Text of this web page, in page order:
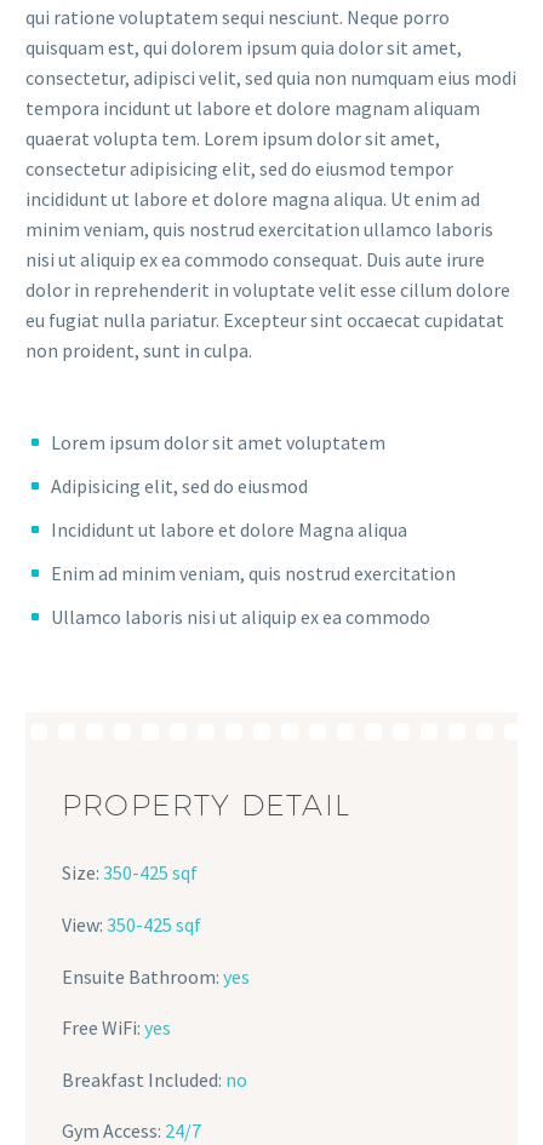
qui ratione voluptatem sequi nesciunt. Neque porro
quisquam est, qui dolorem ipsum quia dolor sit amet,
consectetur, adipisci velit, sed quia non numquam eius modi
tempora incidunt ut labore et dolore magnam aliquam
quaerat volupta tem. Lorem ipsum dolor sit amet,
consectetur adipisicing elit, sed do eiusmod tempor
incididunt ut labore et dolore magna aliqua. Ut enim ad
minim veniam, quis nostrud exercitation ullamco laboris
nisi ut aliquip ex ea commodo consequat. Duis aute irure
dolor in reprehenderit in voluptate velit esse cillum dolore
eu fugiat nulla pariatur. Excepteur sint occaecat cupidatat
non proident, sunt in culpa.
Lorem ipsum dolor sit amet voluptatem
Adipisicing elit, sed do eiusmod
Incididunt ut labore et dolore Magna aliqua
Enim ad minim veniam, quis nostrud exercitation
Ullamco laboris nisi ut aliquip ex ea commodo
PROPERTY DETAIL
Size: 350-425 sqf
View: 350-425 sqf
Ensuite Bathroom: yes
Free WiFi: yes
Breakfast Included: no
Gym Access: 24/7